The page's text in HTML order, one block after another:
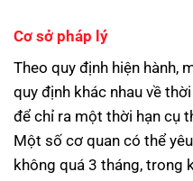
Cơ sở pháp lý
Theo quy định hiện hành,
quy định khác nhau về
để chỉ ra một thời hạn cụ
Một số cơ quan có thể
không quá 3 tháng, trong